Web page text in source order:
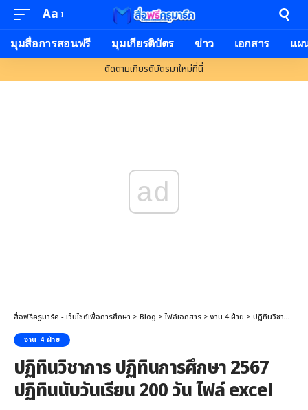
Font
Resizer
Aa
มุมสื่อการสอนฟรี มุมเกียรติบัตร ข่าว เอกสาร แผ
ติดตามเกียรติบัตรมาใหม่ที่นี่
ad
สื่อฟรีครูมาร์ค - เว็บไซต์เพื่อการศึกษา > Blog >ไฟล์เอกสาร >งาน 4 ฝ่าย > ปฏิทินวิชาการ ปฏิทินการศึกษา 2567 ปฏิทินนับวันเรียน 200 วัน ไฟล์ excel
งาน 4 ฝ่าย
ปฏิทินวิชาการ ปฏิทินการศึกษา 2567
ปฏิทินนับวันเรียน 200 วัน ไฟล์ excel